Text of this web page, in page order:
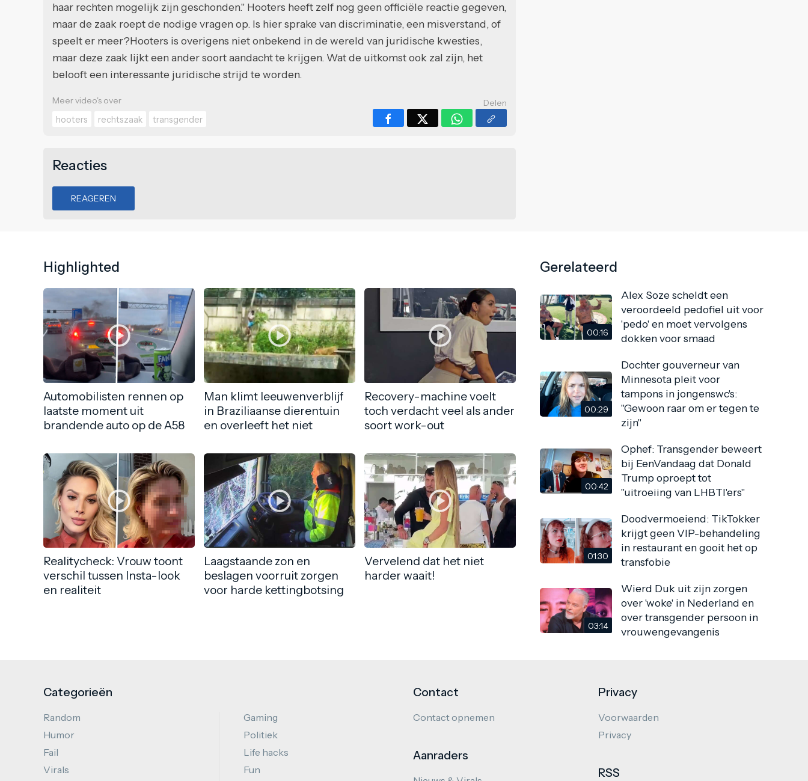
haar rechten mogelijk zijn geschonden." Hooters heeft zelf nog geen officiële reactie gegeven,
maar de zaak roept de nodige vragen op. Is hier sprake van discriminatie, een misverstand, of
speelt er meer?Hooters is overigens niet onbekend in de wereld van juridische kwesties,
maar deze zaak lijkt een ander soort aandacht te krijgen. Wat de uitkomst ook zal zijn, het
belooft een interessante juridische strijd te worden.
Meer video's over
hooters
rechtszaak transgender
Delen
Reacties
REAGEREN
Highlighted
Automobilisten rennen op
laatste moment uit
brandende auto op de A58
Man klimt leeuwenverblijf
in Braziliaanse dierentuin
en overleeft het niet
Recovery-machine voelt
toch verdacht veel als ander
soort work-out
Realitycheck: Vrouw toont
verschil tussen Insta-look
en realiteit
Laagstaande zon en
beslagen voorruit zorgen
voor harde kettingbotsing
Vervelend dat het niet
harder waait!
Gerelateerd
00:16
Alex Soze scheldt een
veroordeeld pedofiel uit voor
'pedo' en moet vervolgens
dokken voor smaad
00:29
Dochter gouverneur van
Minnesota pleit voor
tampons in jongenswc's:
"Gewoon raar om er tegen te
zijn"
00:42
Ophef: Transgender beweert
bij EenVandaag dat Donald
Trump oproept tot
"uitroeiing van LHBTI'ers"
01:30
Doodvermoeiend: TikTokker
krijgt geen VIP-behandeling
in restaurant en gooit het op
transfobie
03:14
Wierd Duk uit zijn zorgen
over 'woke' in Nederland en
over transgender persoon in
vrouwengevangenis
Categorieën
Random
Humor
Fail
Virals
Gaming
Politiek
Life hacks
Fun
Contact
Contact opnemen
Aanraders
Privacy
Voorwaarden
Privacy
RSS